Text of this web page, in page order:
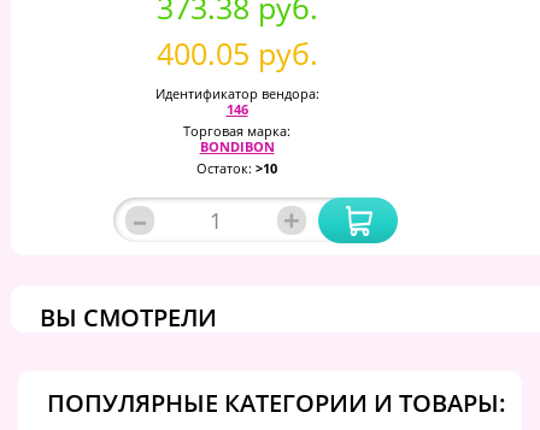
400.05 руб.
Идентификатор вендора:
146
Торговая марка:
BONDIBON
Остаток: >10
– +
ВЫ СМОТРЕЛИ
ПОПУЛЯРНЫЕ КАТЕГОРИИ И ТОВАРЫ: